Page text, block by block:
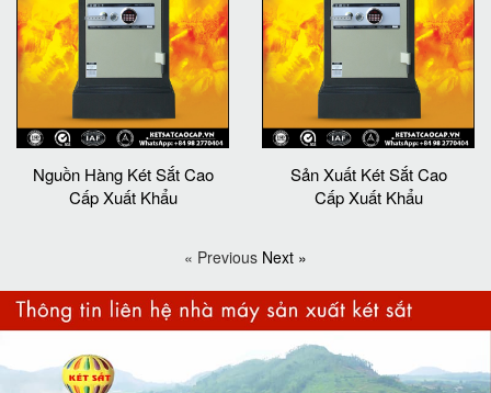
Nguồn Hàng Két Sắt Cao
Cấp Xuất Khẩu
Sản Xuất Két Sắt Cao
Cấp Xuất Khẩu
« Previous Next »